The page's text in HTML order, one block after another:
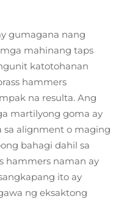
gumagana nang
mahinang taps
katotohanan
hammers
na resulta. Ang
martilyong goma ay
sa alignment o maging
bahagi dahil sa
hammers naman ay
ito ay
ng eksaktong